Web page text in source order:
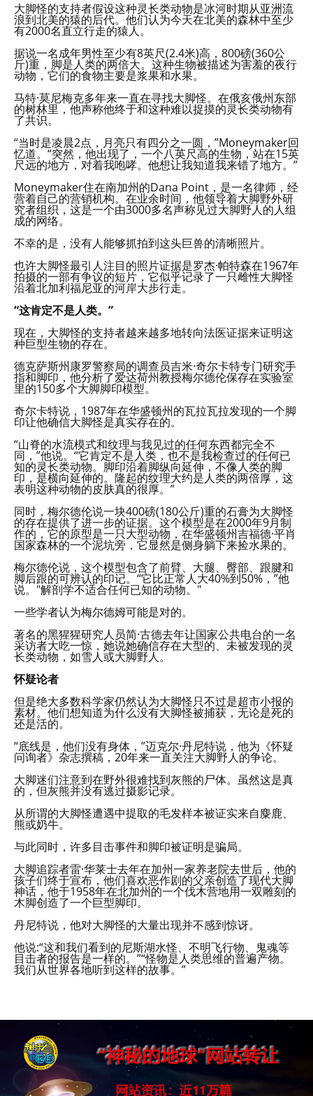
大脚怪的支持者假设这种灵长类动物是冰河时期从亚洲流
浪到北美的猿的后代。他们认为今天在北美的森林中至少
有2000名直立行走的猿人。
据说一名成年男性至少有8英尺(2.4米)高，800磅(360公
斤)重，脚是人类的两倍大。这种生物被描述为害羞的夜行
动物，它们的食物主要是浆果和水果。
马特·莫尼梅克多年来一直在寻找大脚怪。在俄亥俄州东部
的树林里，他声称他终于和这种难以捉摸的灵长类动物有
了共识。
“当时是凌晨2点，月亮只有四分之一圆，”Moneymaker回
忆道。“突然，他出现了，一个八英尺高的生物，站在15英
尺远的地方，对着我咆哮。他想让我知道我来错了地方。”
Moneymaker住在南加州的Dana Point，是一名律师，经
营着自己的营销机构。在业余时间，他领导着大脚野外研
究者组织，这是一个由3000多名声称见过大脚野人的人组
成的网络。
不幸的是，没有人能够抓拍到这头巨兽的清晰照片。
也许大脚怪最引人注目的照片证据是罗杰·帕特森在1967年
拍摄的一部有争议的短片，它似乎记录了一只雌性大脚怪
沿着北加利福尼亚的河岸大步行走。
“这肯定不是人类。”
现在，大脚怪的支持者越来越多地转向法医证据来证明这
种巨型生物的存在。
德克萨斯州康罗警察局的调查员吉米·奇尔卡特专门研究手
指和脚印，他分析了爱达荷州教授梅尔德伦保存在实验室
里的150多个大脚脚印模型。
奇尔卡特说，1987年在华盛顿州的瓦拉瓦拉发现的一个脚
印让他确信大脚怪是真实存在的。
“山脊的水流模式和纹理与我见过的任何东西都完全不
同，”他说。“它肯定不是人类，也不是我检查过的任何已
知的灵长类动物。脚印沿着脚纵向延伸，不像人类的脚
印，是横向延伸的。隆起的纹理大约是人类的两倍厚，这
表明这种动物的皮肤真的很厚。”
同时，梅尔德伦说一块400磅(180公斤)重的石膏为大脚怪
的存在提供了进一步的证据。这个模型是在2000年9月制
作的，它的原型是一只大型动物，在华盛顿州吉福德·平肖
国家森林的一个泥坑旁，它显然是侧身躺下来捡水果的。
梅尔德伦说，这个模型包含了前臂、大腿、臀部、跟腱和
脚后跟的可辨认的印记。“它比正常人大40%到50%，”他
说。"解剖学不适合任何已知的动物。"
一些学者认为梅尔德姆可能是对的。
著名的黑猩猩研究人员简·古德去年让国家公共电台的一名
采访者大吃一惊，她说她确信存在大型的、未被发现的灵
长类动物，如雪人或大脚野人。
怀疑论者
但是绝大多数科学家仍然认为大脚怪只不过是超市小报的
素材。他们想知道为什么没有大脚怪被捕获，无论是死的
还是活的。
“底线是，他们没有身体，”迈克尔·丹尼特说，他为《怀疑
问询者》杂志撰稿，20年来一直关注大脚野人的争论。
大脚迷们注意到在野外很难找到灰熊的尸体。虽然这是真
的，但灰熊并没有逃过摄影记录。
从所谓的大脚怪遭遇中提取的毛发样本被证实来自麋鹿、
熊或奶牛。
与此同时，许多目击事件和脚印被证明是骗局。
大脚追踪者雷·华莱士去年在加州一家养老院去世后，他的
孩子们终于宣布，他们喜欢恶作剧的父亲创造了现代大脚
神话，他于1958年在北加州的一个伐木营地用一双雕刻的
木脚创造了一个巨型脚印。
丹尼特说，他对大脚怪的大量出现并不感到惊讶。
他说:“这和我们看到的尼斯湖水怪、不明飞行物、鬼魂等
目击者的报告是一样的。”“怪物是人类思维的普遍产物。
我们从世界各地听到这样的故事。”